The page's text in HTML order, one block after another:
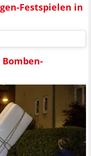
Festspielen in